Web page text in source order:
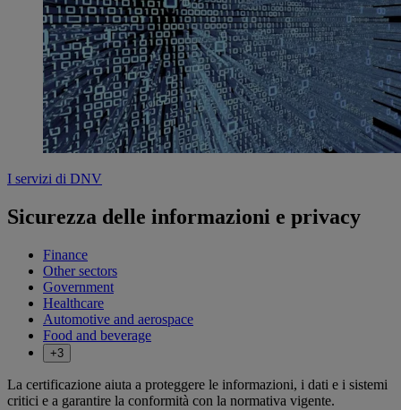
I servizi di DNV
Sicurezza delle informazioni e privacy
Finance
Other sectors
Government
Healthcare
Automotive and aerospace
Food and beverage
+3
La certificazione aiuta a proteggere le informazioni, i dati e i sistemi
critici e a garantire la conformità con la normativa vigente.